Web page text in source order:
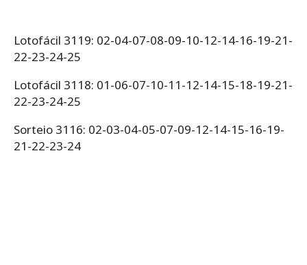
Lotofácil 3119: 02-04-07-08-09-10-12-14-16-19-21-
22-23-24-25
Lotofácil 3118: 01-06-07-10-11-12-14-15-18-19-21-
22-23-24-25
Sorteio 3116: 02-03-04-05-07-09-12-14-15-16-19-
21-22-23-24